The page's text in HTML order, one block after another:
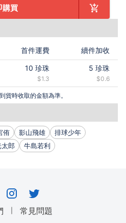
購買
首件運費 續件加收
10 珍珠
$1.3
5 珍珠
$0.6
貨時收取的金額為準。
侑 影山飛雄
排球少年
郎 牛島若利
｜
常見問題